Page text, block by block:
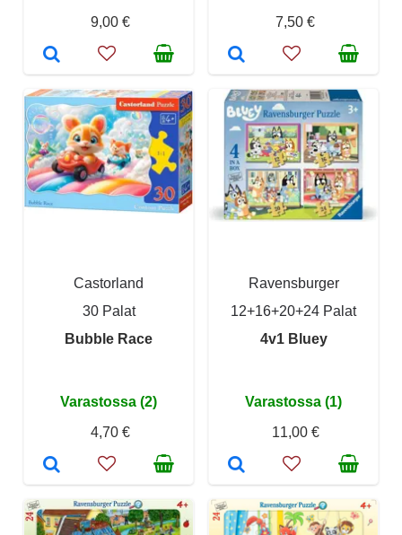
9,00 €
7,50 €
Castorland
30 Palat
Bubble Race
Varastossa (2)
4,70 €
Ravensburger
12+16+20+24 Palat
4v1 Bluey
Varastossa (1)
11,00 €